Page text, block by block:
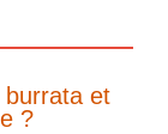
burrata et
?